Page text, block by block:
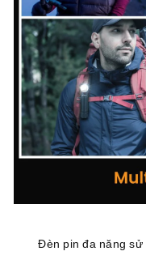
Đèn pin đa năng sử